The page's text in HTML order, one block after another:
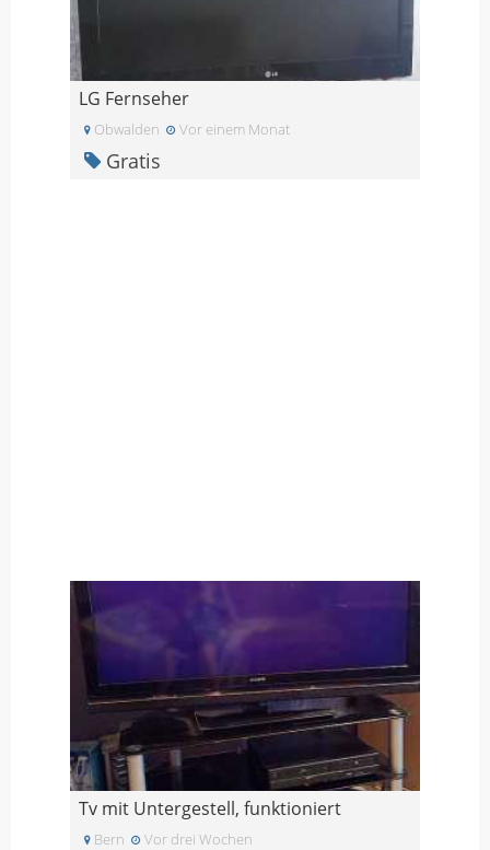
LG Fernseher
Obwalden Vor einem Monat
Gratis
Tv mit Untergestell, funktioniert
Bern Vor drei Wochen